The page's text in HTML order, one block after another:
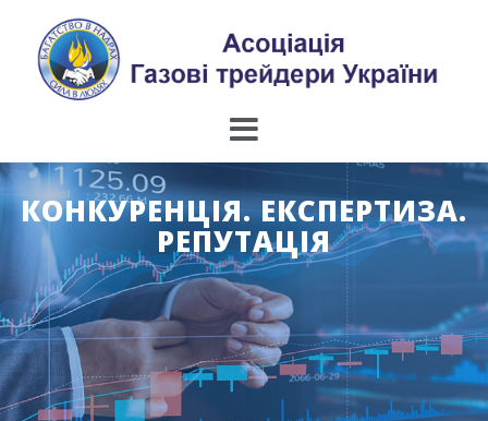
content
КОНКУРЕНЦІЯ. ЕКСПЕРТИЗА.
РЕПУТАЦІЯ